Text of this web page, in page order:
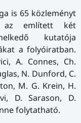
is 65 közleményt
az említett két
kutatója
a folyóiratban.
A. Connes, Ch.
N. Dunford, C.
M. G. Krein, H.
D. Sarason, D.
folytatható.